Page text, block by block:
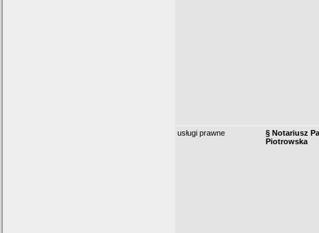
usługi prawne
§ Notariusz
Piotrowska